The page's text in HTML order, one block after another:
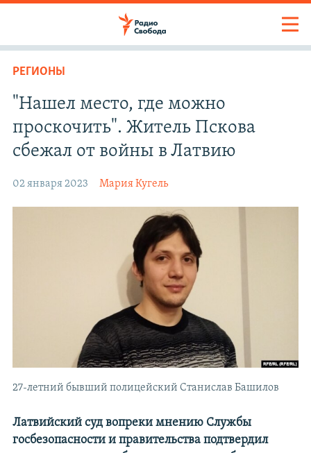
РЕГИОНЫ
"Нашел место, где можно
проскочить". Житель Пскова
сбежал от войны в Латвию
02 января 2023 Мария Кугель
27-летний бывший полицейский Станислав Башилов
Латвийский суд вопреки мнению Службы
госбезопасности и правительства подтвердил